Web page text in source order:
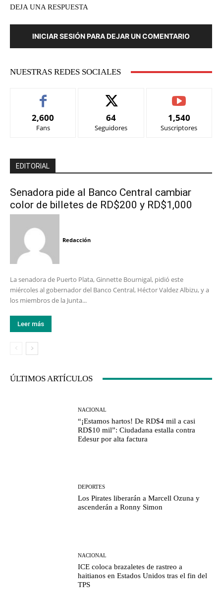
DEJA UNA RESPUESTA
INICIAR SESIÓN PARA DEJAR UN COMENTARIO
NUESTRAS REDES SOCIALES
2,600
Fans
64
Seguidores
1,540
Suscriptores
EDITORIAL
Senadora pide al Banco Central cambiar
color de billetes de RD$200 y RD$1,000
Redacción
La senadora de Puerto Plata, Ginnette Bournigal, pidió este
miércoles al gobernador del Banco Central, Héctor Valdez Albizu, y a
los miembros de la Junta...
Leer más
ÚLTIMOS ARTÍCULOS
NACIONAL
“¡Estamos hartos! De RD$4 mil a casi
RD$10 mil”: Ciudadana estalla contra
Edesur por alta factura
DEPORTES
Los Pirates liberarán a Marcell Ozuna y
ascenderán a Ronny Simon
NACIONAL
ICE coloca brazaletes de rastreo a
haitianos en Estados Unidos tras el fin del
TPS